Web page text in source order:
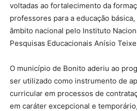
voltadas ao fortalecimento da
professores para a educação
âmbito nacional pelo Instituto
Pesquisas Educacionais Anísio
O município de Bonito aderiu ao
ser utilizado como instrumento de
curricular em processos de
em caráter excepcional e